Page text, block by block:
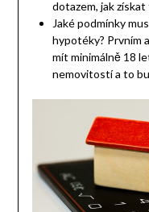
dotazem, jak
Jaké podmínky
hypotéky? Prvním
mít minimálně 18
nemovitostí a to